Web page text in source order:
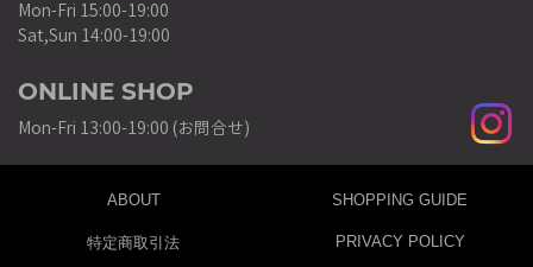
Mon-Fri 15:00-19:00
Sat,Sun 14:00-19:00
ONLINE SHOP
Mon-Fri 13:00-19:00 (お問合せ)
ABOUT SHOPPING GUIDE
特定商取引法 PRIVACY POLICY